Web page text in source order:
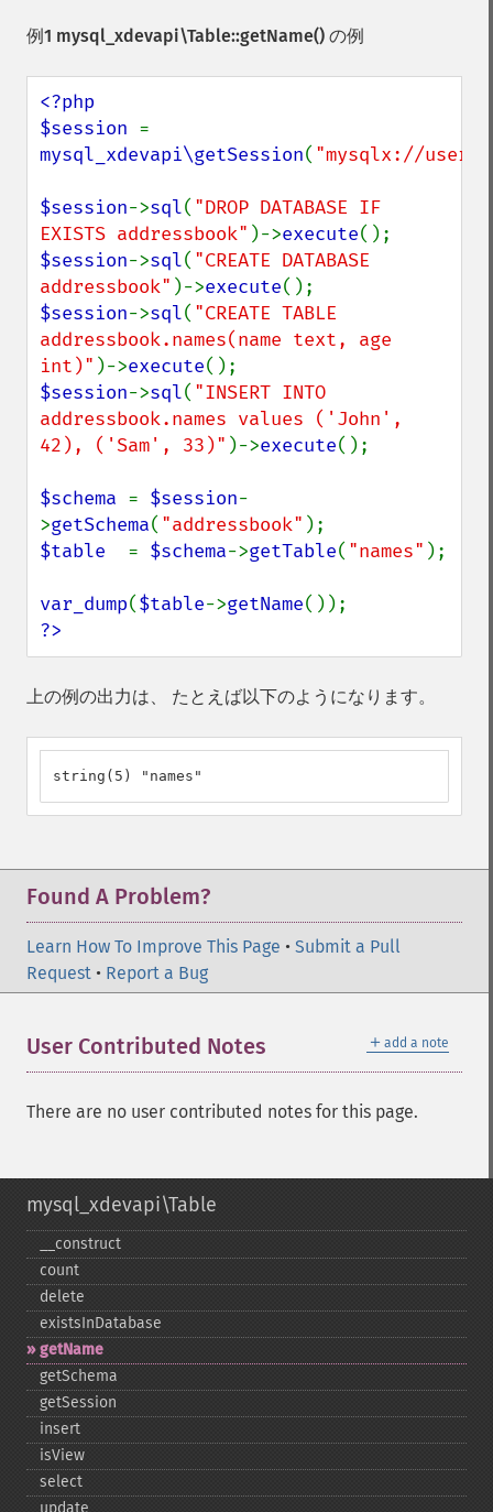
例1 mysql_xdevapi\Table::getName() の例
<?php
$session
mysql_xdevapi\getSession( "mysqlx://
$session->sql( "DROP DATABASE IF
EXISTS addressbook" )->execute
$session->sql( "CREATE DATABASE
addressbook" )->execute
$session->sql( "CREATE TABLE
addressbook.names(name text, age
int)" )->execute
$session->sql( "INSERT INTO
addressbook.names values ('John',
42), ('Sam', 33)" )->execute();
$schema = $session-
>getSchema( "addressbook"
$table = $schema->getTable( "names" );
var_dump($table->getName
?>
上の例の出力は、 たとえば以下のようになります。
string(5) "names"
Found A Problem?
Learn How To Improve This Page • Submit a Pull
Request • Report a Bug
＋ add a note
User Contributed Notes
There are no user contributed notes for this page.
mysql_xdevapi\Table
_​_​construct
count
delete
existsInDatabase
getName
getSchema
getSession
insert
isView
select
update